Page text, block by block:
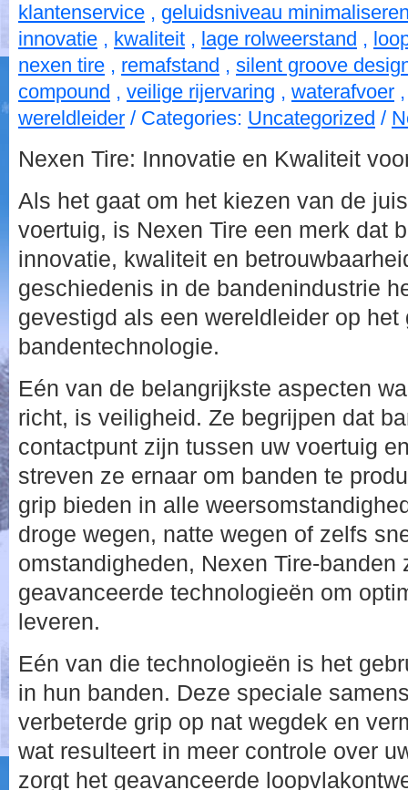
klantenservice , geluidsniveau
innovatie , kwaliteit , lage rolweerstand ,
nexen tire , remafstand , silent groove
compound , veilige rijervaring , waterafvoer
wereldleider / Categories: Uncategorized /
Nexen Tire: Innovatie en Kwaliteit
Als het gaat om het kiezen van de
voertuig, is Nexen Tire een merk dat
innovatie, kwaliteit en
geschiedenis in de bandenindustrie
gevestigd als een wereldleider op het
bandentechnologie.
Eén van de belangrijkste aspecten
richt, is veiligheid. Ze begrijpen dat
contactpunt zijn tussen uw voertuig
streven ze ernaar om banden te
grip bieden in alle
droge wegen, natte wegen of zelfs
omstandigheden, Nexen Tire-banden
geavanceerde technologieën om
leveren.
Eén van die technologieën is het
in hun banden. Deze speciale
verbeterde grip op nat wegdek en
wat resulteert in meer controle over
zorgt het geavanceerde